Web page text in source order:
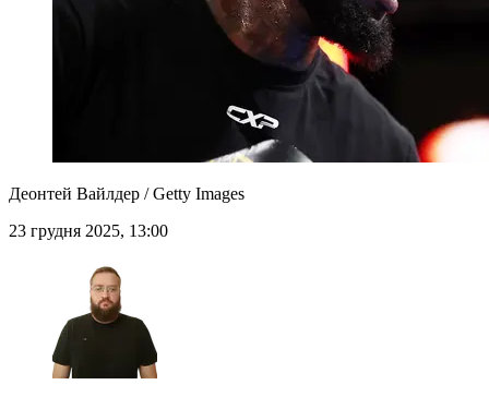
Деонтей Вайлдер / Getty Images
23 грудня 2025, 13:00